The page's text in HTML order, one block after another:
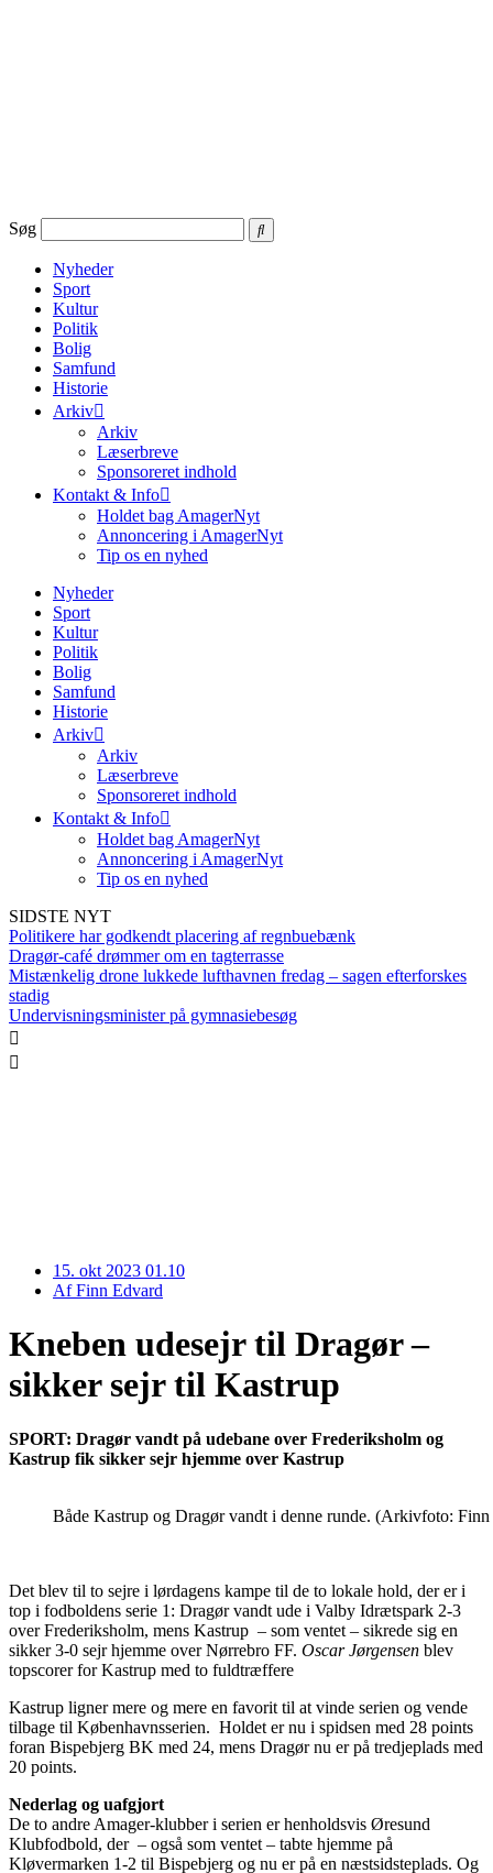
Søg
Nyheder
Sport
Kultur
Politik
Bolig
Samfund
Historie
Arkiv
Arkiv
Læserbreve
Sponsoreret indhold
Kontakt & Info
Holdet bag AmagerNyt
Annoncering i AmagerNyt
Tip os en nyhed
Nyheder
Sport
Kultur
Politik
Bolig
Samfund
Historie
Arkiv
Arkiv
Læserbreve
Sponsoreret indhold
Kontakt & Info
Holdet bag AmagerNyt
Annoncering i AmagerNyt
Tip os en nyhed
SIDSTE NYT
Politikere har godkendt placering af regnbuebænk
Dragør-café drømmer om en tagterrasse
Mistænkelig drone lukkede lufthavnen fredag – sagen efterforskes
stadig
Undervisningsminister på gymnasiebesøg
15. okt 2023 01.10
AfFinn Edvard
Kneben udesejr til Dragør –
sikker sejr til Kastrup
SPORT: Dragør vandt på udebane over Frederiksholm og
Kastrup fik sikker sejr hjemme over Kastrup
Både Kastrup og Dragør vandt i denne runde. (Arkivfoto:
Det blev til to sejre i lørdagens kampe til de to lokale hold, der er i
top i fodboldens serie 1: Dragør vandt ude i Valby Idrætspark 2-3
over Frederiksholm, mens Kastrup – som ventet – sikrede sig en
sikker 3-0 sejr hjemme over Nørrebro FF. Oscar Jørgensen blev
topscorer for Kastrup med to fuldtræffere
Kastrup ligner mere og mere en favorit til at vinde serien og vende
tilbage til Københavnsserien. Holdet er nu i spidsen med 28 points
foran Bispebjerg BK med 24, mens Dragør nu er på tredjeplads med
20 points.
Nederlag og uafgjort
De to andre Amager-klubber i serien er henholdsvis Øresund
Klubfodbold, der – også som ventet – tabte hjemme på
Kløvermarken 1-2 til Bispebjerg og nu er på en næstsidsteplads. Og